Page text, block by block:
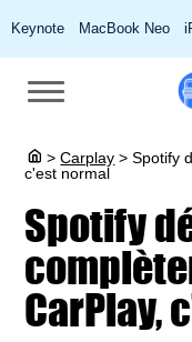
Keynote MacBook Neo
> Carplay > Spotify
c'est normal
Spotify
CarPlay,